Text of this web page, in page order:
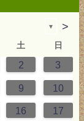
▼ >
土 日
2 3
9 10
16 17